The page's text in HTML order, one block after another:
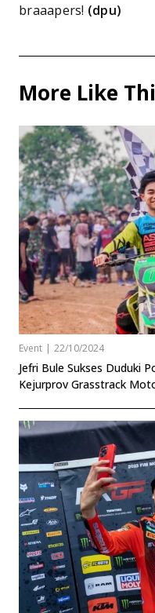
braaapers! (dpu)
More Like
Event | 22/10/2024
Jefri Bule Sukses Duduki
Kejurprov Grasstrack